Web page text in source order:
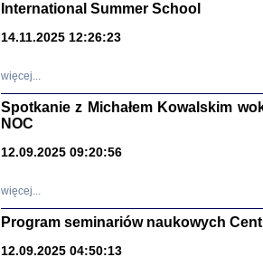
International Summer School
14.11.2025 12:26:23
więcej...
Spotkanie z Michałem Kowalskim
NOC
12.09.2025 09:20:56
więcej...
Program seminariów naukowych
12.09.2025 04:50:13